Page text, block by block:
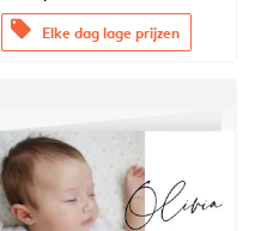
offers Elke dag lage prijzen